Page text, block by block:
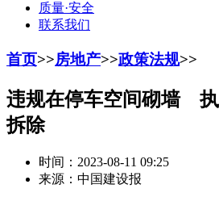
质量·安全
联系我们
首页>>房地产>>政策法规>>
违规在停车空间砌墙
拆除
时间：2023-08-11 09:25
来源：中国建设报